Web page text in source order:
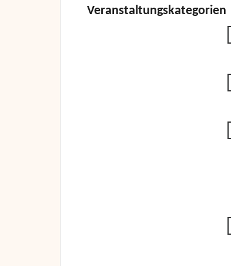
Veranstaltungskategorien